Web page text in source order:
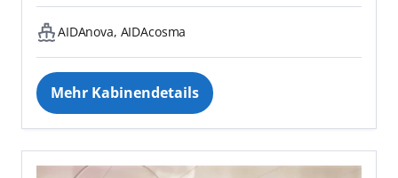
AIDAnova, AIDAcosma
Mehr Kabinendetails